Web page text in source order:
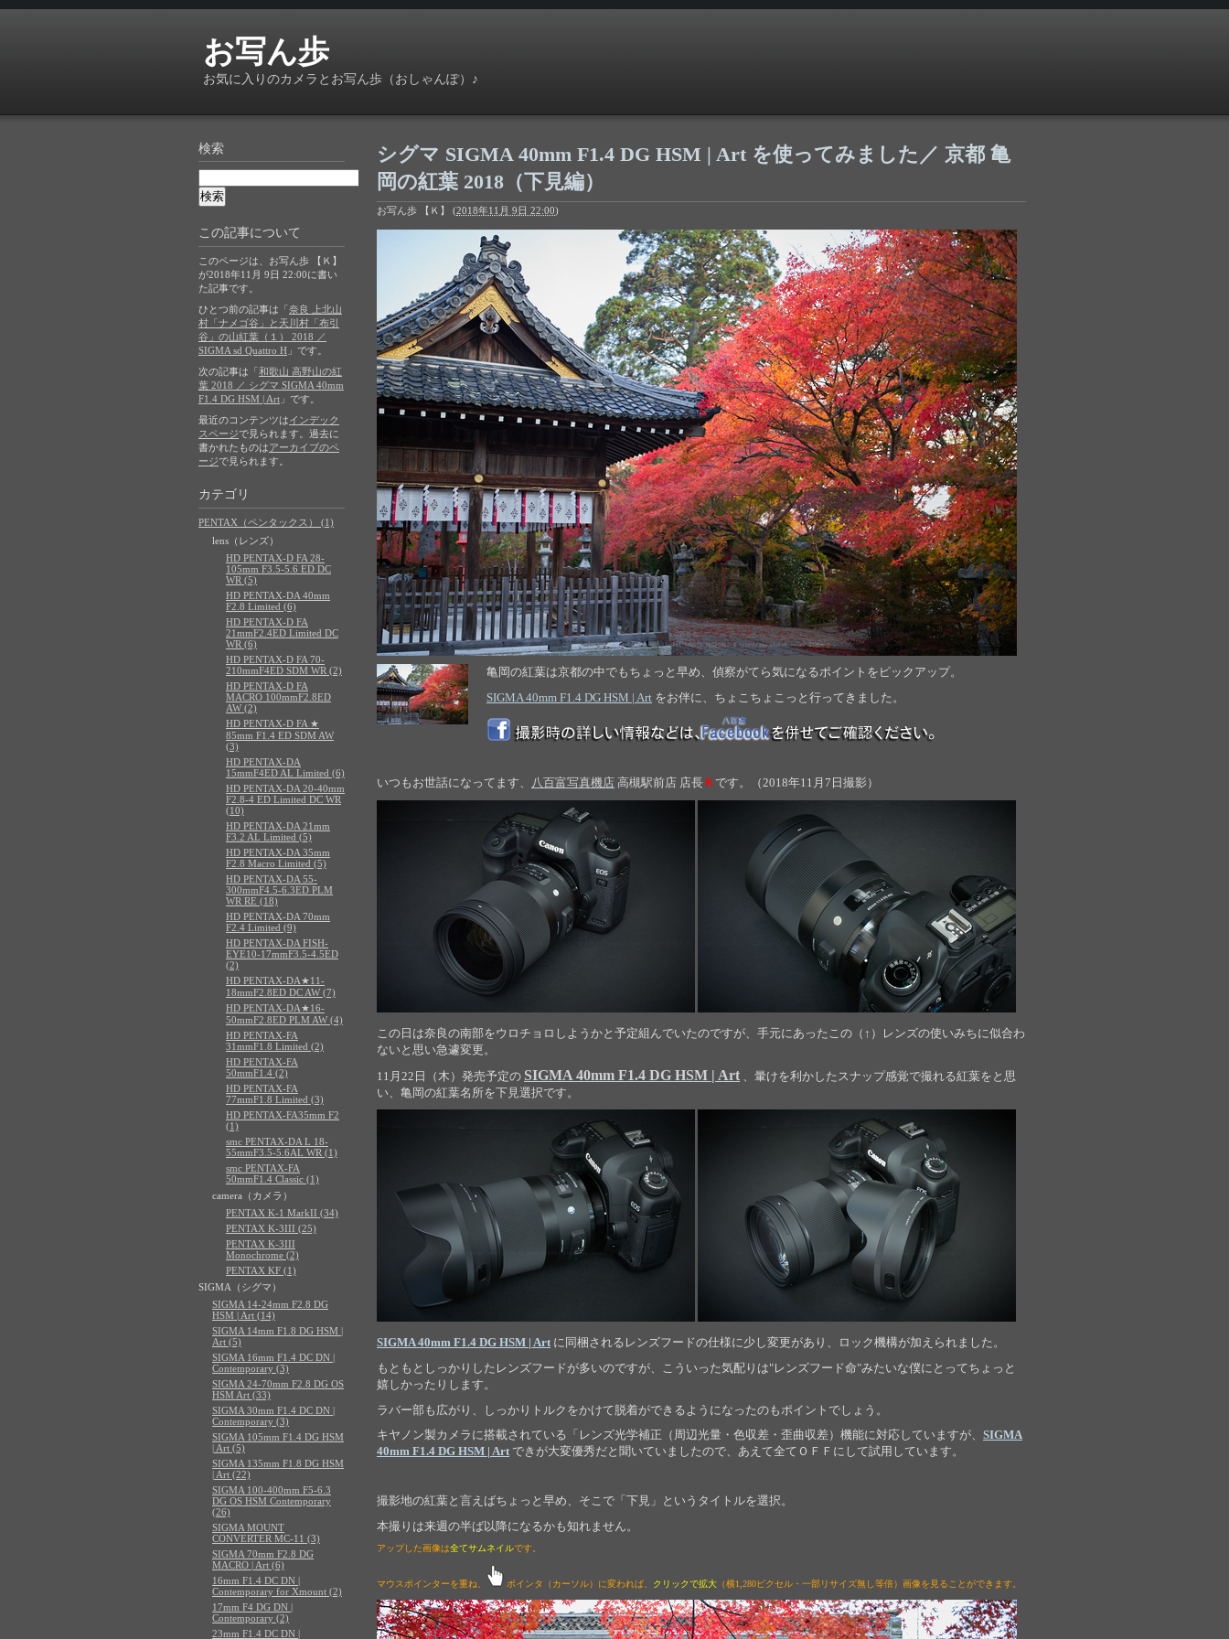
お写ん歩
お気に入りのカメラとお写ん歩（おしゃんぽ）♪
シグマ SIGMA 40mm F1.4 DG HSM | Art を使ってみました／ 京都 亀
岡の紅葉 2018（下見編）
お写ん歩 【Ｋ】 (2018年11月 9日 22:00)
亀岡の紅葉は京都の中でもちょっと早め、偵察がてら気になるポイントをピックアップ。
SIGMA 40mm F1.4 DG HSM | Art をお伴に、ちょこちょこっと行ってきました。
いつもお世話になってます、 八百富写真機店 高槻駅前店 店長 Ｋ です。（2018年11月7日撮影）
この日は奈良の南部をウロチョロしようかと予定組んでいたのですが、手元にあったこの（↑）レンズの使いみちに似合わ
ないと思い急遽変更。
11月22日（木）発売予定の SIGMA 40mm F1.4 DG HSM | Art 、暈けを利かしたスナップ感覚で撮れる紅葉をと思
い、亀岡の紅葉名所を下見選択です。
SIGMA 40mm F1.4 DG HSM | Art に同梱されるレンズフードの仕様に少し変更があり、ロック機構が加えられました。
もともとしっかりしたレンズフードが多いのですが、こういった気配りは"レンズフード命"みたいな僕にとってちょっと
嬉しかったりします。
ラバー部も広がり、しっかりトルクをかけて脱着ができるようになったのもポイントでしょう。
キヤノン製カメラに搭載されている「レンズ光学補正（周辺光量・色収差・歪曲収差）機能に対応していますが、 SIGMA
40mm F1.4 DG HSM | Art できが大変優秀だと聞いていましたので、あえて全てＯＦＦにして試用しています。
撮影地の紅葉と言えばちょっと早め、そこで「下見」というタイトルを選択。
本撮りは来週の半ば以降になるかも知れません。
アップした画像は全てサムネイルです。
マウスポインターを重ね、 ポインタ（カーソル）に変われば、 クリックで拡大 （横1,280ピクセル・一部リサイズ無し等倍）画像を見ることができます。
検索
この記事について
このページは、お写ん歩 【Ｋ】
が2018年11月 9日 22:00に書い
た記事です。
ひとつ前の記事は「奈良 上北山
村「ナメゴ谷」と天川村「布引
谷」の山紅葉（１） 2018 ／
SIGMA sd Quattro H 」です。
次の記事は「和歌山 高野山の紅
葉 2018 ／ シグマ SIGMA 40mm
F1.4 DG HSM | Art 」です。
最近のコンテンツはインデック
スページで見られます。過去に
書かれたものはアーカイブのペ
ージで見られます。
カテゴリ
PENTAX（ペンタックス） (1)
lens（レンズ）
HD PENTAX-D FA 28-
105mm F3.5-5.6 ED DC
WR (5)
HD PENTAX-DA 40mm
F2.8 Limited (6)
HD PENTAX-D FA
21mmF2.4ED Limited DC
WR (6)
HD PENTAX-D FA 70-
210mmF4ED SDM WR (2)
HD PENTAX-D FA
MACRO 100mmF2.8ED
AW (2)
HD PENTAX-D FA ★
85mm F1.4 ED SDM AW
(3)
HD PENTAX-DA
15mmF4ED AL Limited (6)
HD PENTAX-DA 20-40mm
F2.8-4 ED Limited DC WR
(10)
HD PENTAX-DA 21mm
F3.2 AL Limited (5)
HD PENTAX-DA 35mm
F2.8 Macro Limited (5)
HD PENTAX-DA 55-
300mmF4.5-6.3ED PLM
WR RE (18)
HD PENTAX-DA 70mm
F2.4 Limited (9)
HD PENTAX-DA FISH-
EYE10-17mmF3.5-4.5ED
(2)
HD PENTAX-DA★11-
18mmF2.8ED DC AW (7)
HD PENTAX-DA★16-
50mmF2.8ED PLM AW (4)
HD PENTAX-FA
31mmF1.8 Limited (2)
HD PENTAX-FA
50mmF1.4 (2)
HD PENTAX-FA
77mmF1.8 Limited (3)
HD PENTAX-FA35mm F2
(1)
smc PENTAX-DA L 18-
55mmF3.5-5.6AL WR (1)
smc PENTAX-FA
50mmF1.4 Classic (1)
camera（カメラ）
PENTAX K-1 MarkII (34)
PENTAX K-3III (25)
PENTAX K-3III
Monochrome (2)
PENTAX KF (1)
SIGMA（シグマ）
SIGMA 14-24mm F2.8 DG
HSM | Art (14)
SIGMA 14mm F1.8 DG HSM |
Art (5)
SIGMA 16mm F1.4 DC DN |
Contemporary (3)
SIGMA 24-70mm F2.8 DG OS
HSM Art (33)
SIGMA 30mm F1.4 DC DN |
Contemporary (3)
SIGMA 105mm F1.4 DG HSM
| Art (5)
SIGMA 135mm F1.8 DG HSM
| Art (22)
SIGMA 100-400mm F5-6.3
DG OS HSM Contemporary
(26)
SIGMA MOUNT
CONVERTER MC-11 (3)
SIGMA 70mm F2.8 DG
MACRO | Art (6)
16mm F1.4 DC DN |
Contemporary for Xmount (2)
17mm F4 DG DN |
Contemporary (2)
23mm F1.4 DC DN |